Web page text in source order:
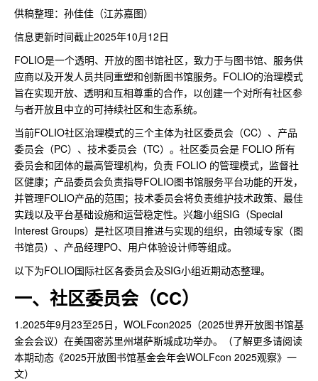
供稿整理：孙佳佳（江苏嘉图）
信息更新时间截止2025年10月12日
FOLIO是一个透明、开放的图书馆社区，致力于与图书馆、服务供
应商以及开发人员共同重塑和创新图书馆服务。FOLIO的治理模式
旨在实现开放、透明和互相尊重的合作，以创建一个对所有社区参
与者开放且中立的可持续社区和生态系统。
当前FOLIO社区治理模式的三个主体为社区委员会（CC）、产品
委员会（PC）、技术委员会（TC）。社区委员会是 FOLIO 所有
委员会和团体的最高管理机构，负责 FOLIO 的管理模式，监督社
区健康；产品委员会负责指导FOLIO图书馆服务平台功能的开发，
并管理FOLIO产品的范围；技术委员会将负责维护技术政策、最佳
实践以及平台基础设施和运营稳定性。兴趣小组SIG（Special
Interest Groups）是社区项目推进与实现的组织，由领域专家（图
书馆员）、产品经理PO、用户体验设计师等组成。
以下为FOLIO国际社区各委员会及SIG小组近期动态整理。
一、社区委员会（CC）
1.2025年9月23至25日，WOLFcon2025（2025世界开放图书馆基
金会会议）在美国密苏里州堪萨斯城成功举办。（了解更多请阅读
本期动态《2025开放图书馆基金会年会WOLFcon 2025观察》一
文）